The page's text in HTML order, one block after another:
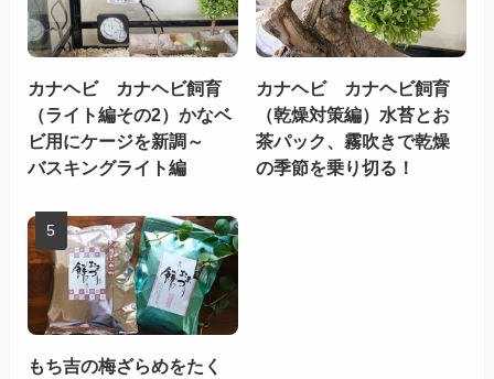
カナヘビ カナヘビ飼育
（ライト編その2）かなベ
ビ用にケージを新調～
バスキングライト編
カナヘビ カナヘビ飼育
（乾燥対策編）水苔とお
茶パック、霧吹きで乾燥
の季節を乗り切る！
もち吉の梅ざらめをたく